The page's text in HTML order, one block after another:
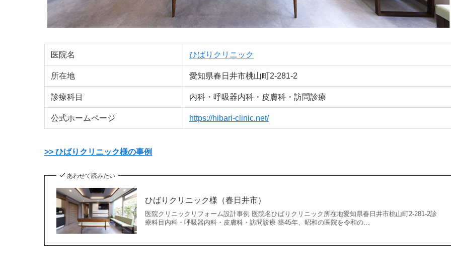
医院名 ひばりクリニック
所在地 愛知県春日井市桃山町2-281-2
診療科目 内科・呼吸器内科・皮膚科・訪問診療
公式ホームページ https://hibari-clinic.net/
>> ひばりクリニック様の事例
あわせて読みたい
ひばりクリニック様（春日井市）
医院クリニックリフォーム設計事例 医院名ひばりクリニック所在地愛知県春日井市桃山町2-281-2診
療科目内科・呼吸器内科・皮膚科・訪問診療 築45年、昭和の医院を令和の…